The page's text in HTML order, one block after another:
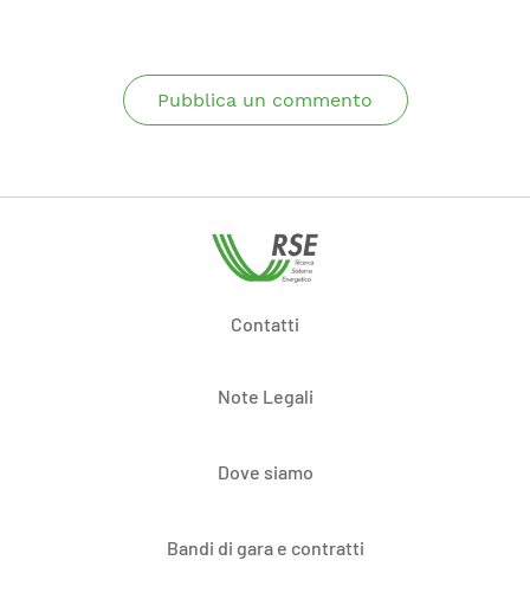
Pubblica un commento
Contatti
Note Legali
Dove siamo
Bandi di gara e contratti